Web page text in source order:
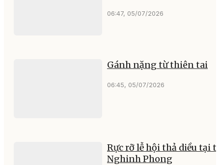
06:47, 05/07/2026
Gánh nặng từ thiên tai
06:45, 05/07/2026
Rực rỡ lễ hội thả diều tại
Nghinh Phong